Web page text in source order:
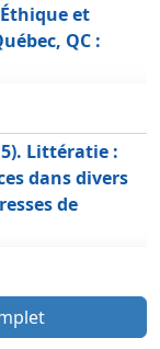
et
QC :
Littératie :
dans divers
de